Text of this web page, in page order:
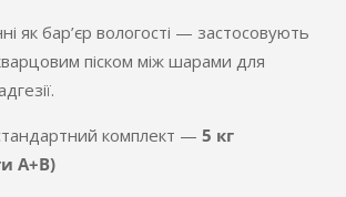
як бар’єр вологості — застосовують
піском між шарами для
комплект — 5 кг
A+B)